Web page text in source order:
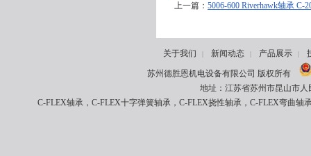
上一篇： 5006-600 Riverhawk轴承 C-
关于我们 新闻动态 产品展示
苏州德胜恩机电设备有限公司 版权所有
地址：江苏省苏州市昆山市人
C-FLEX轴承，C-FLEX十字弹簧轴承，C-FLEX挠性轴承，C-FLEX弯曲